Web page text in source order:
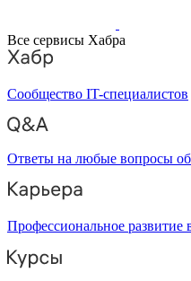
Все сервисы Хабра
Сообщество IT-специалистов
Ответы на любые вопросы
Профессиональное развитие